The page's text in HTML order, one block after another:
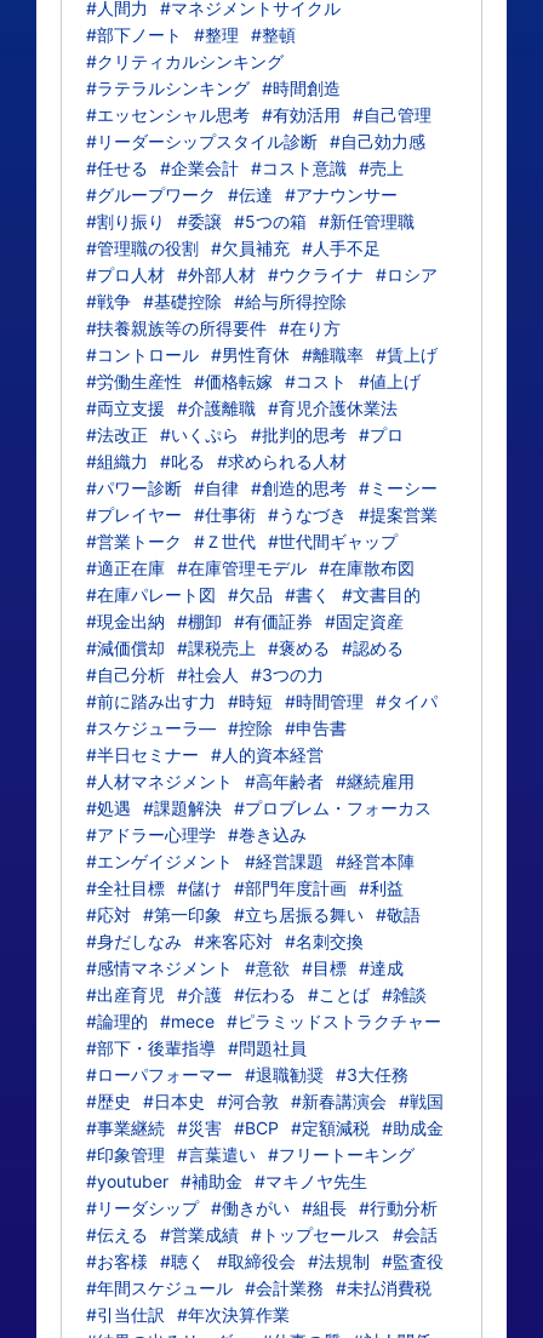
#人間力
#マネジメントサイクル
#部下ノート
#整理
#整頓
#クリティカルシンキング
#ラテラルシンキング #時間創造
#エッセンシャル思考 #有効活用
#自己管理
#リーダーシップスタイル診断 #自己効力感
#任せる
#企業会計 #コスト意識 #売上
#グループワーク
#伝達
#アナウンサー
#割り振り
#委譲 #5つの箱 #新任管理職
#管理職の役割 #欠員補充 #人手不足
#プロ人材 #外部人材 #ウクライナ
#ロシア
#戦争 #基礎控除
#給与所得控除
#扶養親族等の所得要件 #在り方
#コントロール #男性育休 #離職率 #賃上げ
#労働生産性
#価格転嫁 #コスト
#値上げ
#両立支援
#介護離職 #育児介護休業法
#法改正
#いくぷら #批判的思考 #プロ
#組織力
#叱る
#求められる人材
#パワー診断 #自律 #創造的思考 #ミーシー
#プレイヤー
#仕事術 #うなづき
#提案営業
#営業トーク
#Ｚ世代 #世代間ギャップ
#適正在庫 #在庫管理モデル #在庫散布図
#在庫パレート図
#欠品 #書く
#文書目的
#現金出納
#棚卸 #有価証券
#固定資産
#減価償却
#課税売上 #褒める
#認める
#自己分析 #社会人
#3つの力
#前に踏み出す力
#時短 #時間管理
#タイパ
#スケジューラ― #控除
#申告書
#半日セミナー
#人的資本経営
#人材マネジメント
#高年齢者 #継続雇用
#処遇
#課題解決 #プロブレム・フォーカス
#アドラー心理学 #巻き込み
#エンゲイジメント
#経営課題
#経営本陣
#全社目標 #儲け #部門年度計画 #利益
#応対 #第一印象 #立ち居振る舞い #敬語
#身だしなみ #来客応対 #名刺交換
#感情マネジメント
#意欲 #目標 #達成
#出産育児
#介護 #伝わる #ことば #雑談
#論理的
#mece #ピラミッドストラクチャー
#部下・後輩指導 #問題社員
#ローパフォーマー
#退職勧奨 #3大任務
#歴史
#日本史 #河合敦 #新春講演会 #戦国
#事業継続 #災害 #BCP #定額減税 #助成金
#印象管理
#言葉遣い #フリートーキング
#youtuber #補助金
#マキノヤ先生
#リーダシップ #働きがい #組長 #行動分析
#伝える
#営業成績 #トップセールス
#会話
#お客様
#聴く #取締役会 #法規制
#監査役
#年間スケジュール #会計業務
#未払消費税
#引当仕訳
#年次決算作業